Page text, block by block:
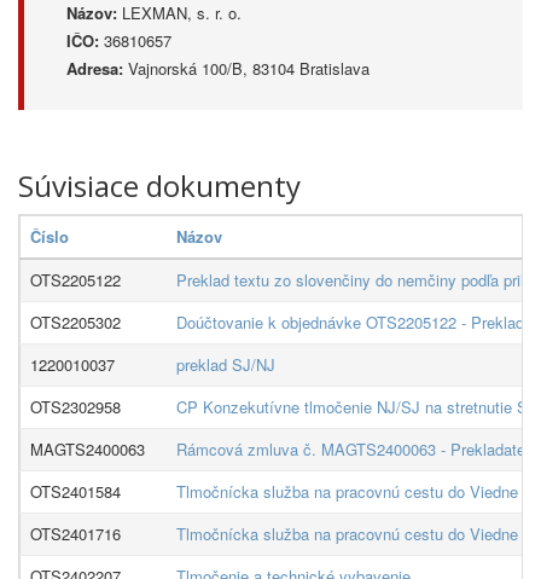
Názov: LEXMAN, s. r. o.
IČO: 36810657
Adresa: Vajnorská 100/B, 83104 Bratislava
Súvisiace dokumenty
Číslo
Názov
OTS2205122
Preklad textu zo slovenčiny do nemčiny podľa
OTS2205302
Doúčtovanie k objednávke OTS2205122 - Preklad
1220010037
preklad SJ/NJ
OTS2302958
CP Konzekutívne tlmočenie NJ/SJ na stretnutie
MAGTS2400063
Rámcová zmluva č. MAGTS2400063 -
OTS2401584
Tlmočnícka služba na pracovnú cestu do Viedne
OTS2401716
Tlmočnícka služba na pracovnú cestu do Viedne